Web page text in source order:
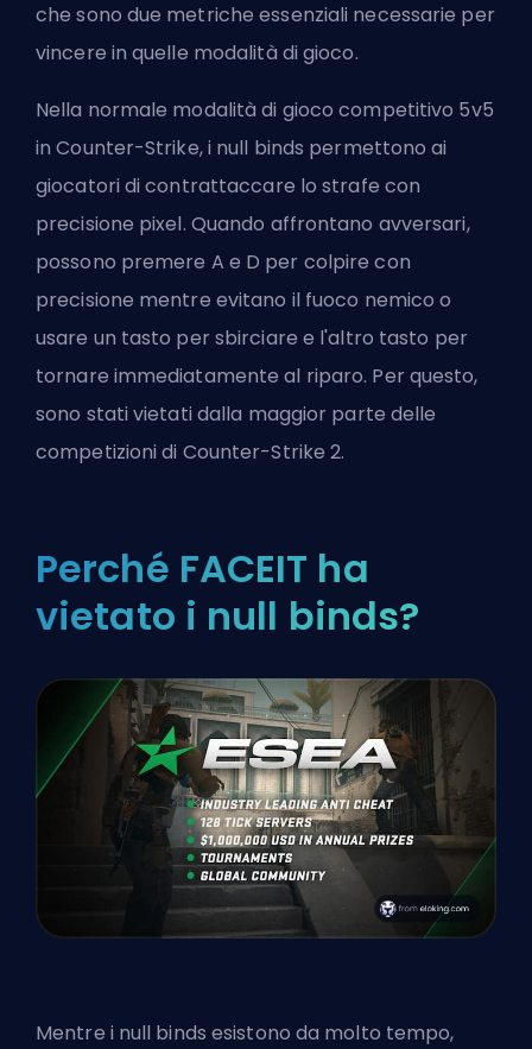
che sono due metriche essenziali necessarie per
vincere in quelle modalità di gioco.
Nella normale modalità di gioco competitivo 5v5
in Counter-Strike, i null binds permettono ai
giocatori di contrattaccare lo strafe con
precisione pixel. Quando affrontano avversari,
possono premere A e D per colpire con
precisione mentre evitano il fuoco nemico o
usare un tasto per sbirciare e l'altro tasto per
tornare immediatamente al riparo. Per questo,
sono stati vietati dalla maggior parte delle
competizioni di Counter-Strike 2.
Perché FACEIT ha
vietato i null binds?
Mentre i null binds esistono da molto tempo,